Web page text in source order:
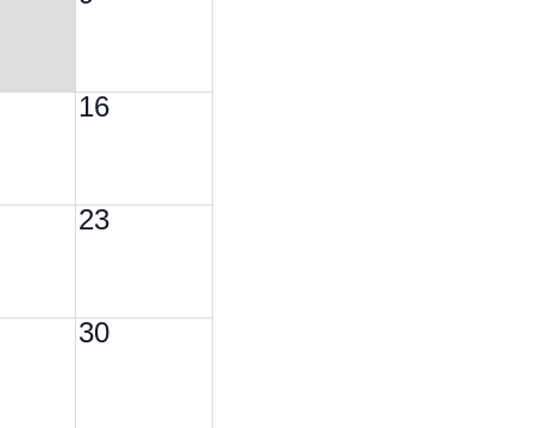
16
23
30